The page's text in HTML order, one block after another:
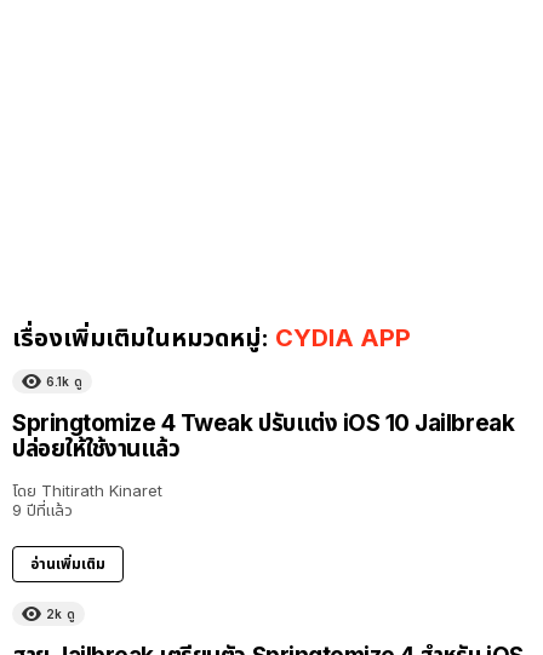
เรื่องเพิ่มเติมในหมวดหมู่: CYDIA APP
6.1k ดู
Springtomize 4 Tweak ปรับแต่ง iOS 10 Jailbreak
ปล่อยให้ใช้งานแล้ว
โดย Thitirath Kinaret
9 ปีที่แล้ว
อ่านเพิ่มเติม
2k ดู